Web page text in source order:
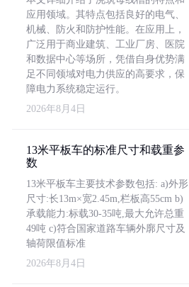
应用领域。其特点包括良好的电气、
机械、防火和防护性能。在应用上，
广泛用于商业建筑、工业厂房、医院
和数据中心等场所，凭借自身优势满
足不同领域对电力供应的高要求，保
障电力系统稳定运行。
2026年8月4日
13米平板车的标准尺寸和载重参
数
13米平板车主要技术参数包括: a)外形
尺寸:长13m×宽2.45m,栏板高55cm b)
承载能力:标载30-35吨,最大允许总重
49吨 c)符合国家道路车辆外廓尺寸及
轴荷限值标准
2026年8月4日